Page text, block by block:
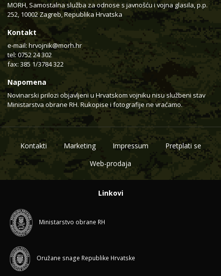
MORH, Samostalna služba za odnose s javnošću i vojna glasila, p.p.
252, 10002 Zagreb, Republika Hrvatska
Kontakt
e-mail: hrvojnik@morh.hr
tel: 0752 24 302
fax: 385 1/3784 322
Napomena
Novinarski prilozi objavljeni u Hrvatskom vojniku nisu službeni stav
Ministarstva obrane RH. Rukopise i fotografije ne vraćamo.
Kontakti Marketing Impressum
Pretplati se
Web-prodaja
Linkovi
Ministarstvo obrane RH
Oružane snage Republike Hrvatske